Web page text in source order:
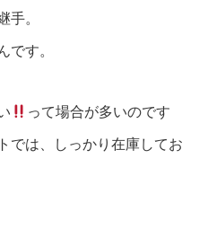
手。
です。
って場合が多いのです
では、しっかり在庫してお